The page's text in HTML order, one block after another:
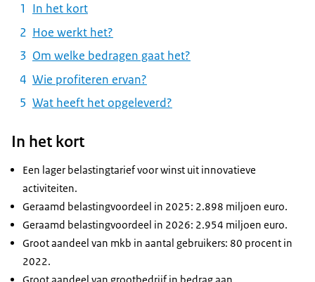
In het kort
Hoe werkt het?
Om welke bedragen gaat het?
Wie profiteren ervan?
Wat heeft het opgeleverd?
In het kort
Een lager belastingtarief voor winst uit innovatieve
activiteiten.
Geraamd belastingvoordeel in 2025: 2.898 miljoen euro.
Geraamd belastingvoordeel in 2026: 2.954 miljoen euro.
Groot aandeel van mkb in aantal gebruikers: 80 procent in
2022.
Groot aandeel van grootbedrijf in bedrag aan